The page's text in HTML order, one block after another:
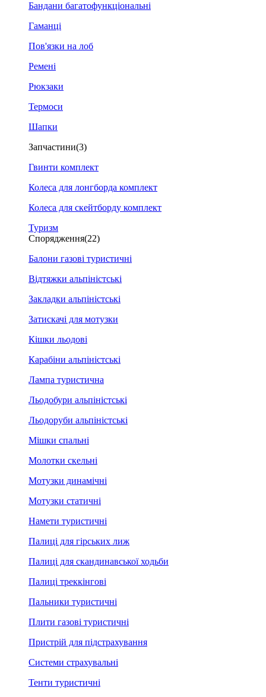
Бандани багатофункціональні
Гаманці
Пов'язки на лоб
Ремені
Рюкзаки
Термоси
Шапки
Запчастини(3)
Гвинти комплект
Колеса для лонгборда комплект
Колеса для скейтборду комплект
Туризм
Спорядження(22)
Балони газові туристичні
Відтяжки альпіністські
Закладки альпіністські
Затискачі для мотузки
Кішки льодові
Карабіни альпіністські
Лампа туристична
Льодобури альпіністські
Льодоруби альпіністські
Мішки спальні
Молотки скельні
Мотузки динамічні
Мотузки статичні
Намети туристичні
Палиці для гірських лиж
Палиці для скандинавської ходьби
Палиці треккінгові
Пальники туристичні
Плити газові туристичні
Пристрій для підстрахування
Системи страхувальні
Тенти туристичні